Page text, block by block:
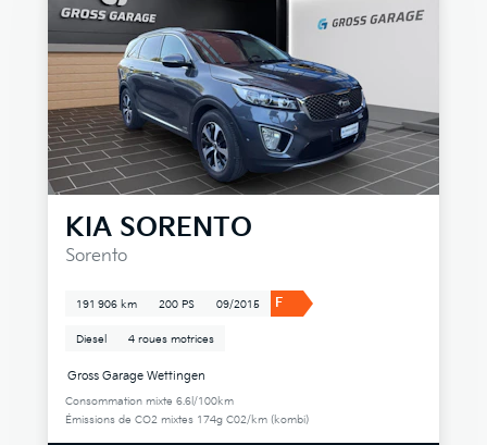
KIA SORENTO
Sorento
191 906 km 200 PS 09/2015 F
Diesel 4 roues motrices
Gross Garage Wettingen
Consommation mixte 6.6l/100km
Émissions de CO2 mixtes 174g C02/km (kombi)